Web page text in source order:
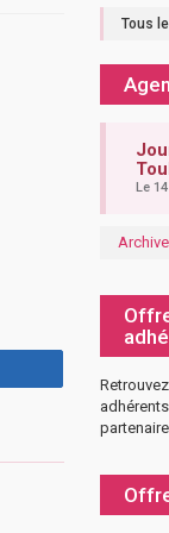
Tous
Le
Retrouvez